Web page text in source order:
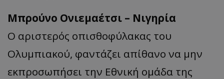
Μπρούνο Ονιεμαέτσι – Νιγηρία
Ο αριστερός οπισθοφύλακας του
Ολυμπιακού, φαντάζει απίθανο να μην
εκπροσωπήσει την Εθνική ομάδα της